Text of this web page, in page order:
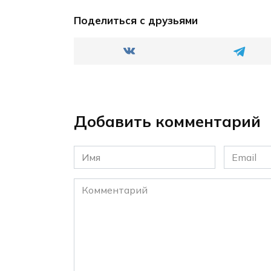
Поделиться с друзьями
Добавить комментарий
Имя
*
Email
*
Комментарий